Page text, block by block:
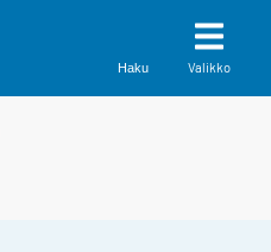
Haku Valikko